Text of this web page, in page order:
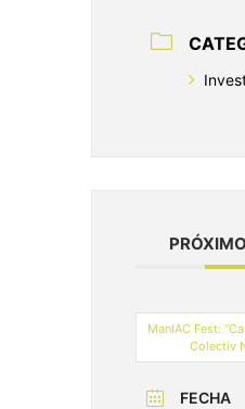
ManIAC Fest:
Colectiv
FECHA